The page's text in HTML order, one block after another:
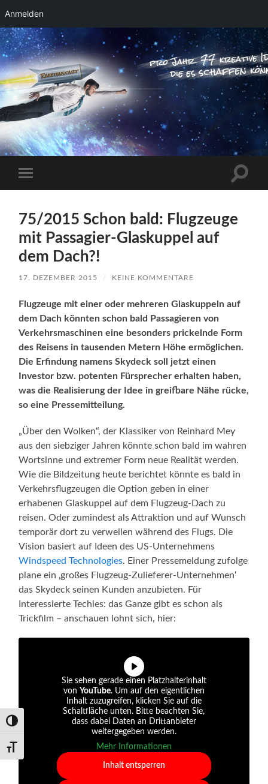
Umschalten auf hohe Kontraste
Schrift vergrößern
Anmelden
RAKETENSTART
Pro Jahr 77 kreative Ideen, die es schaffen
können ...
Menü
75/2015 Schon bald: Flugzeuge
mit Passagier-Glaskuppel auf
dem Dach?!
17. DEZEMBER 2015 / KEINE KOMMENTARE
Flugzeuge mit einer oder mehreren Glaskuppeln auf
dem Dach könnten schon bald Passagieren von
Verkehrsmaschinen eine besonders prickelnde Form
des Reisens in tausenden Metern Höhe ermöglichen.
Die Erfindung namens Skydeck soll jetzt einen
Investor bzw. potenten Fürsprecher erhalten haben,
was die Realisierung der Idee in greifbare Nähe rücke,
so eine Pressemitteilung.
„Über den Wolken“, der Klassiker von Reinhard Mey
aus den siebziger Jahren könnte schon bald im wahren
Wortsinne und extremer Form neue Realität werden.
Wie die Bildzeitung heute berichtet könnte es bald in
Verkehrsflugzeugen die Option geben in einer
erhabenen Glaskuppel auf dem Flugzeug-Dach zu
reisen. Oder zumindest als Attraktion und auf Wunsch
temporär dort zu verweilen während des Flugs. Die
Vision basiert auf Ideen des US-Unternehmens
Windspeed Technologies. Einer Pressemeldung zufolge
plane ein ‚großes Flugzeug-Zulieferer-Unternehmen‘
das Skydeck seinen Kunden anzubieten. Für
Interessierte Techies: das Ganze gibt es schon als
Trickfilm – anschauen lohnt sich, hier:
Sie sehen gerade einen Platzhalterinhalt
von YouTube. Um auf den eigentlichen
Inhalt zuzugreifen, klicken Sie auf die
Schaltfläche unten. Bitte beachten Sie,
dass dabei Daten an Drittanbieter
weitergegeben werden.
Mehr Informationen
Inhalt entsperren